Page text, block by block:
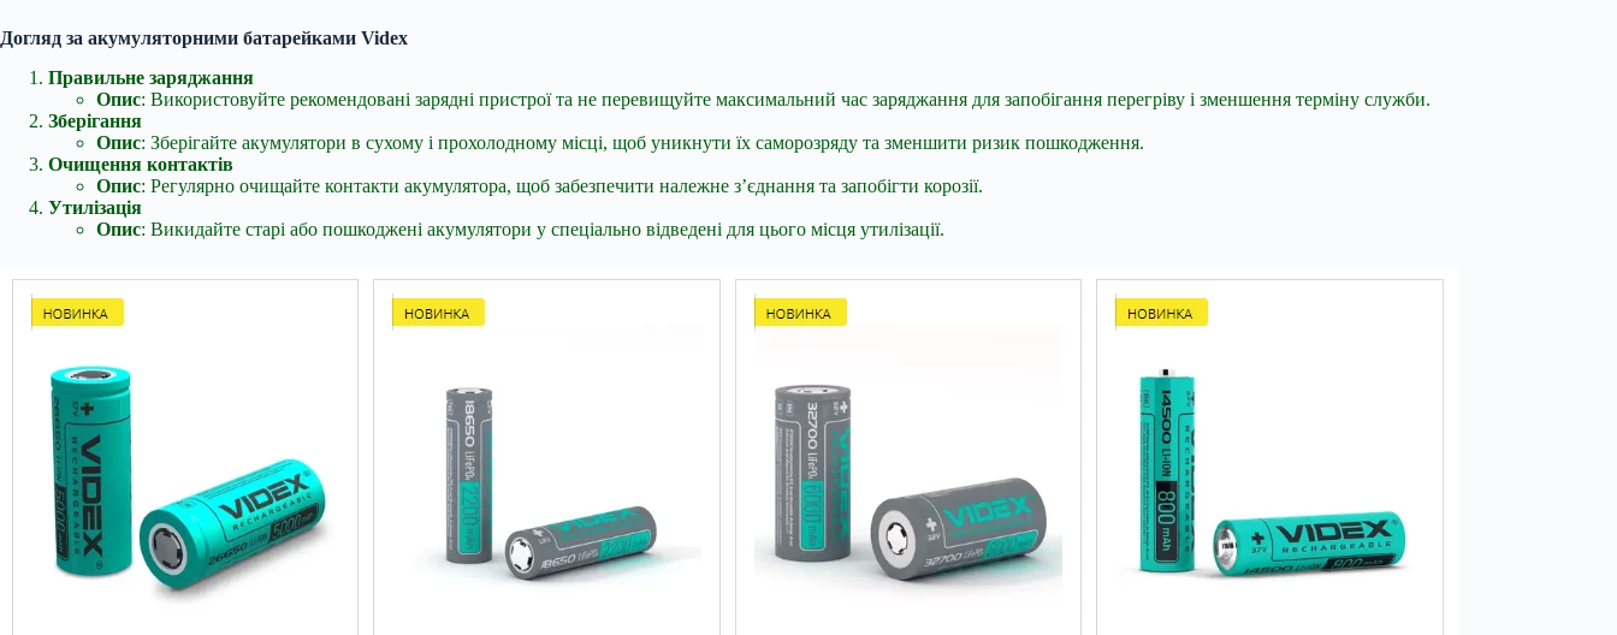
Догляд за акумуляторними батарейками Videx
Правильне заряджання
Опис: Використовуйте рекомендовані зарядні пристрої та не перевищуйте максимальний час заряджання для запобігання перегріву і зменшення терміну служби.
Зберігання
Опис: Зберігайте акумулятори в сухому і прохолодному місці, щоб уникнути їх саморозряду та зменшити ризик пошкодження.
Очищення контактів
Опис: Регулярно очищайте контакти акумулятора, щоб забезпечити належне з’єднання та запобігти корозії.
Утилізація
Опис: Викидайте старі або пошкоджені акумулятори у спеціально відведені для цього місця утилізації.